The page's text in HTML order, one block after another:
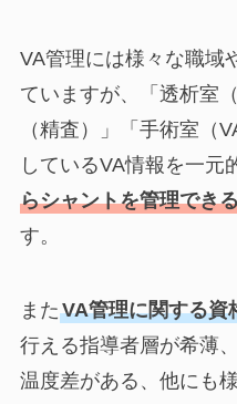
VA管理には様々な職域
ていますが、「透析室
（精査）」「手術室（
しているVA情報を一元
らシャントを管理でき
す。
またVA管理に関する資
行える指導者層が希薄
温度差がある、他にも